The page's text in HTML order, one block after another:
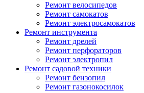
Ремонт велосипедов
Ремонт самокатов
Ремонт электросамокатов
Ремонт инструмента
Ремонт дрелей
Ремонт перфораторов
Ремонт электропил
Ремонт садовой техники
Ремонт бензопил
Ремонт газонокосилок